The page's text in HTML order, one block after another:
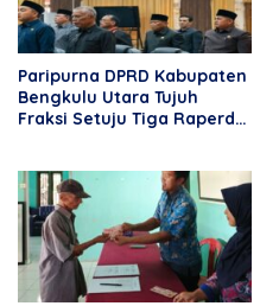
Paripurna DPRD Kabupaten
Bengkulu Utara Tujuh
Fraksi Setuju Tiga Raperda